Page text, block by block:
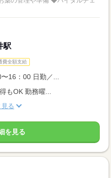
駅
費全額支給
16：00 日勤／...
OK 勤務曜...
見る
を見る